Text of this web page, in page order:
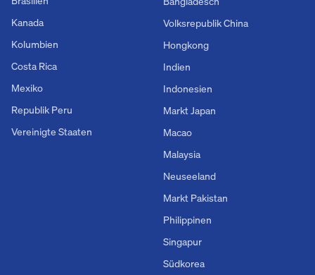
Kanada
Kolumbien
Costa Rica
Mexiko
Republik Peru
Vereinigte Staaten
Volksrepublik China
Hongkong
Indien
Indonesien
Markt Japan
Macao
Malaysia
Neuseeland
Markt Pakistan
Philippinen
Singapur
Südkorea